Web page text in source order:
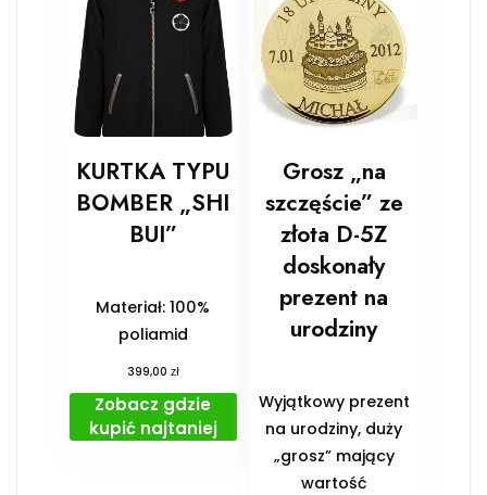
KURTKA TYPU
BOMBER „SHI
BUI”
Materiał: 100%
poliamid
399,00 zł
Zobacz gdzie
kupić najtaniej
Grosz „na
szczęście” ze
złota D-5Z
doskonały
prezent na
urodziny
Wyjątkowy prezent
na urodziny, duży
„grosz” mający
wartość